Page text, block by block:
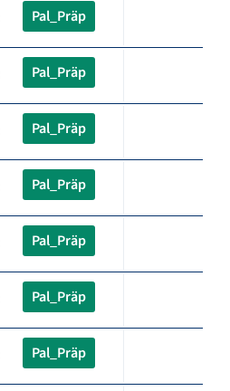
Pal_Präp
Pal_Präp
Pal_Präp
Pal_Präp
Pal_Präp
Pal_Präp
Pal_Präp